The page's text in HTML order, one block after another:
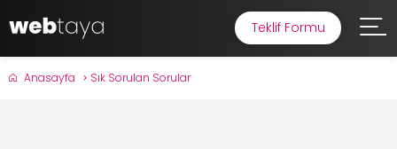
Teklif Formu
Anasayfa Sık Sorulan Sorular